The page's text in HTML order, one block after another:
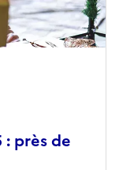
: près de